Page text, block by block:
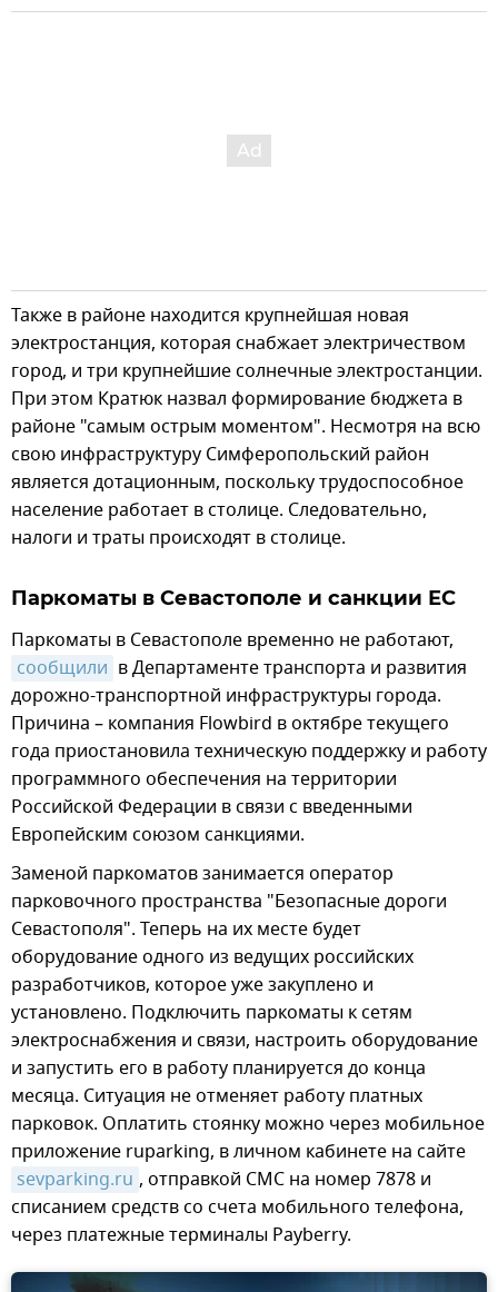
Также в районе находится крупнейшая новая
электростанция, которая снабжает электричеством
город, и три крупнейшие солнечные электростанции.
При этом Кратюк назвал формирование бюджета в
районе "самым острым моментом". Несмотря на всю
свою инфраструктуру Симферопольский район
является дотационным, поскольку трудоспособное
население работает в столице. Следовательно,
налоги и траты происходят в столице.
Паркоматы в Севастополе и санкции ЕС
Паркоматы в Севастополе временно не работают,
сообщили в Департаменте транспорта и развития
дорожно-транспортной инфраструктуры города.
Причина – компания Flowbird в октябре текущего
года приостановила техническую поддержку и работу
программного обеспечения на территории
Российской Федерации в связи с введенными
Европейским союзом санкциями.
Заменой паркоматов занимается оператор
парковочного пространства "Безопасные дороги
Севастополя". Теперь на их месте будет
оборудование одного из ведущих российских
разработчиков, которое уже закуплено и
установлено. Подключить паркоматы к сетям
электроснабжения и связи, настроить оборудование
и запустить его в работу планируется до конца
месяца. Ситуация не отменяет работу платных
парковок. Оплатить стоянку можно через мобильное
приложение ruparking, в личном кабинете на сайте
sevparking.ru , отправкой СМС на номер 7878 и
списанием средств со счета мобильного телефона,
через платежные терминалы Payberry.